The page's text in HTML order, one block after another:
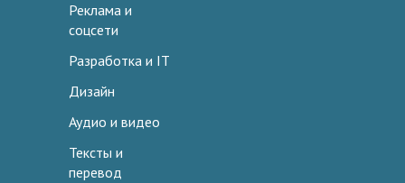
Реклама и
соцсети
Разработка и IT
Дизайн
Аудио и видео
Тексты и
перевод